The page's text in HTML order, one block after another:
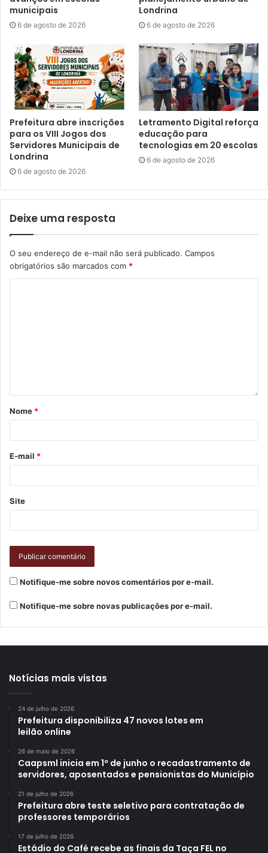
Gostei
Secretaria Municipal de Planejamento Orçamento e Tecnologia
SMPOT
transparência
municipais
6 de agosto de 2026
Londrina
6 de agosto de 2026
Prefeitura abre inscrições
para os VIII Jogos dos
Servidores Municipais de
Londrina
6 de agosto de 2026
Letramento Digital reforça
educação para
tecnologias em 20 escolas
6 de agosto de 2026
Deixe uma resposta
O seu endereço de e-mail não será publicado. Campos
obrigatórios são marcados com *
Nome *
E-mail *
Site
Notifique-me sobre novos comentários por e-mail.
Notifique-me sobre novas publicações por e-mail.
Notícias mais vistas
24 de julho de 2026
Prefeitura disponibiliza 47 novos lotes em
leilão online
26 de maio de 2026
Caapsml inicia em 1º de junho o recadastramento de
servidores, aposentados e pensionistas do Município
21 de julho de 2026
Prefeitura abre teste seletivo para contratação de
professores temporários
17 de julho de 2026
Estádio do Café recebe as finais da Taça FEL no